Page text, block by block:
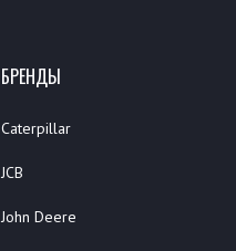
БРЕНДЫ
Caterpillar
JCB
John Deere